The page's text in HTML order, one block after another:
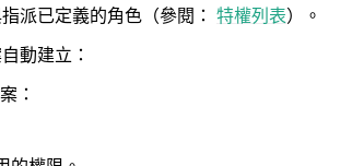
派已定義的角色（參閱： 特權列表）。
動建立：
：